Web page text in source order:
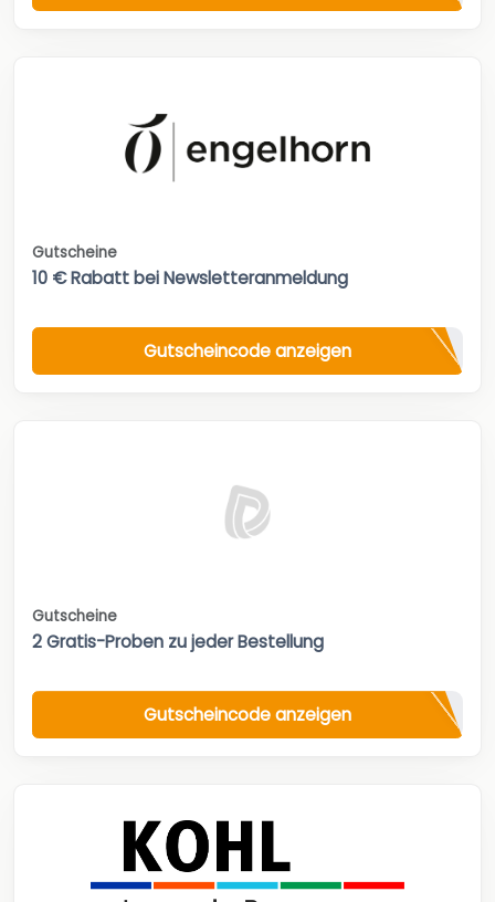
Gutscheine
10 € Rabatt bei Newsletteranmeldung
Gutscheincode anzeigen
Gutscheine
2 Gratis-Proben zu jeder Bestellung
Gutscheincode anzeigen